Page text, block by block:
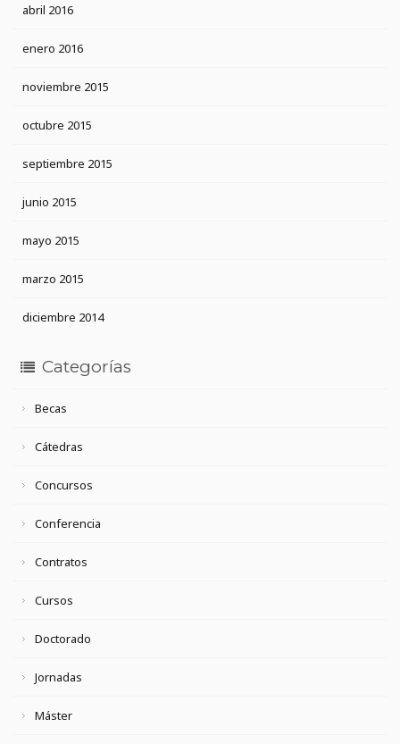
abril 2016
enero 2016
noviembre 2015
octubre 2015
septiembre 2015
junio 2015
mayo 2015
marzo 2015
diciembre 2014
Categorías
Becas
Cátedras
Concursos
Conferencia
Contratos
Cursos
Doctorado
Jornadas
Máster